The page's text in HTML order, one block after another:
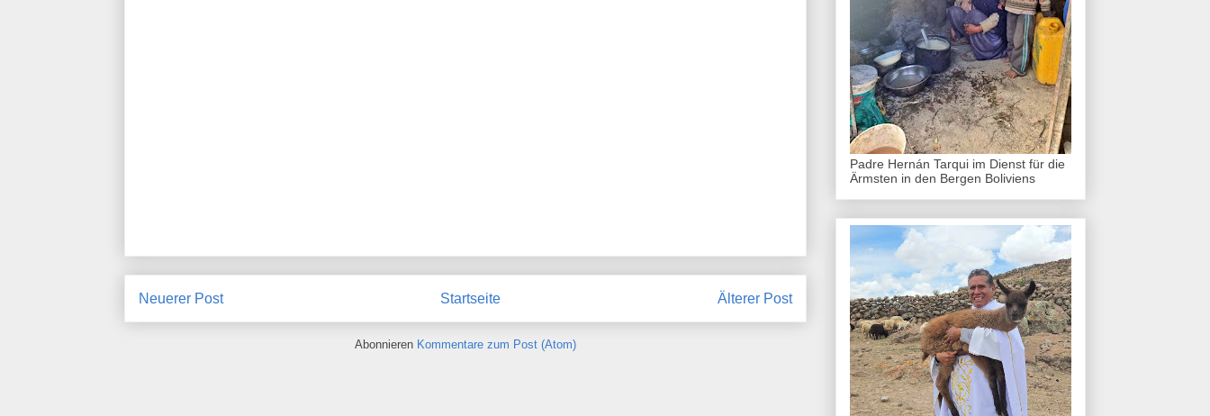
Neuerer Post Älterer Post
Startseite
Abonnieren Kommentare zum Post (Atom)
Padre Hernán Tarqui im Dienst für die
Ärmsten in den Bergen Boliviens